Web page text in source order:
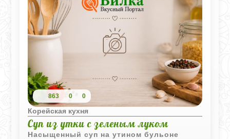
863 0 0
Корейская кухня
Суп из утки с зеленым луком
Насыщенный суп на утином бульоне